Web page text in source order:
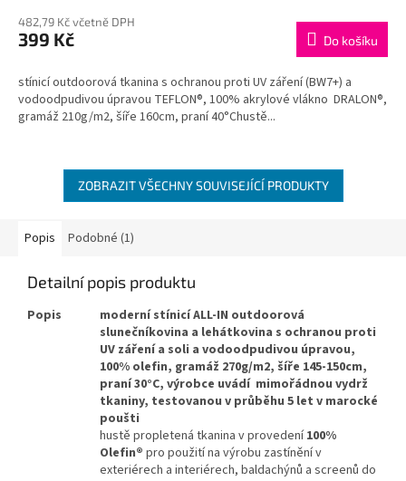
482,79 Kč včetně DPH
399 Kč Do košíku
stínicí outdoorová tkanina s ochranou proti UV záření (BW7+) a
vodoodpudivou úpravou TEFLON®, 100% akrylové vlákno DRALON®,
gramáž 210g/m2, šíře 160cm, praní 40°Chustě...
ZOBRAZIT VŠECHNY SOUVISEJÍCÍ PRODUKTY
Popis Podobné (1)
Detailní popis produktu
Popis
moderní stínicí ALL-IN outdoorová
slunečníkovina a lehátkovina s ochranou proti
UV záření a soli a vodoodpudivou úpravou,
100% olefin, gramáž 270g/m2, šíře 145-150cm,
praní 30°C, výrobce uvádí mimořádnou vydrž
tkaniny, testovanou v průběhu 5 let v marocké
poušti
hustě propletená tkanina v provedení100%
Olefin® pro použití na výrobu zastínění v
exteriérech a interiérech, baldachýnů a screenů do